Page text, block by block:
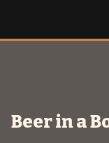
Beer in a